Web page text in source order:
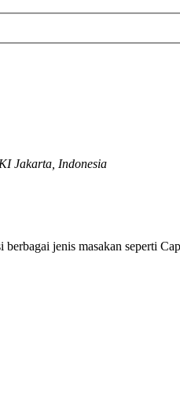
Jakarta, Indonesia
jenis masakan seperti